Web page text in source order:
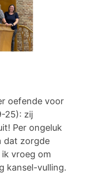
oefende voor
25): zij
Per ongeluk
dat zorgde
vroeg om
kansel-vulling.